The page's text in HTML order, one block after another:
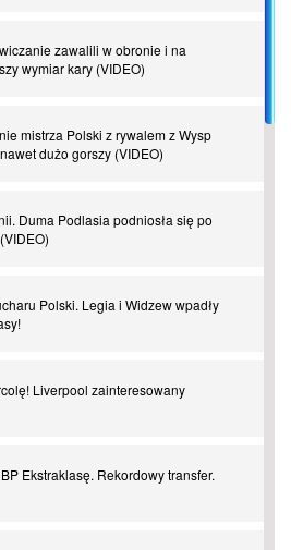
powiemy ciao?
sen Miedzi Legnica
Mino Raiola?
zawalili w obronie i na
wymiar kary (VIDEO)
mistrza Polski z rywalem z Wysp
dużo gorszy (VIDEO)
Duma Podlasia podniosła się po
Polski. Legia i Widzew wpadły
Liverpool zainteresowany
Ekstraklasę. Rekordowy transfer.